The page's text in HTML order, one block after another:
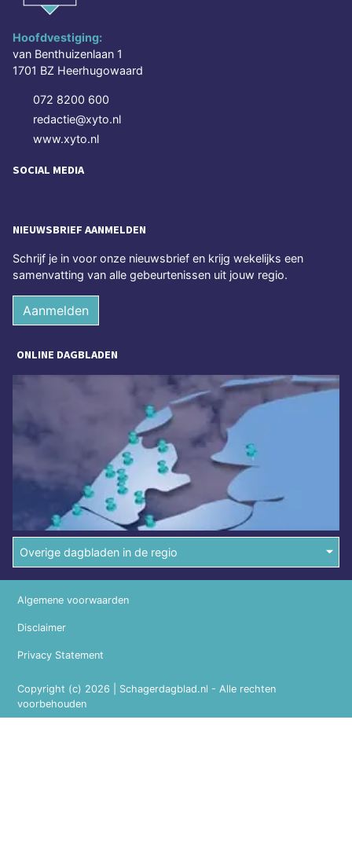
Hoofdvestiging:
van Benthuizenlaan 1
1701 BZ Heerhugowaard
072 8200 600
redactie@xyto.nl
www.xyto.nl
SOCIAL MEDIA
NIEUWSBRIEF AANMELDEN
Schrijf je in voor onze nieuwsbrief en krijg wekelijks een
samenvatting van alle gebeurtenissen uit jouw regio.
Aanmelden
ONLINE DAGBLADEN
Overige dagbladen in de regio
Copyright (c) 2026 | Schagerdagblad.nl - Alle rechten
voorbehouden
Algemene voorwaarden
Disclaimer
Privacy Statement